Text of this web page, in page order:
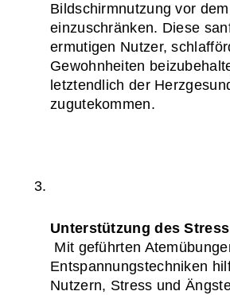
Bildschirmnutzung vor
einzuschränken. Diese
ermutigen Nutzer,
Gewohnheiten
letztendlich der
zugutekommen.
Unterstützung des
Entspannungstechniken
Nutzern, Stress und